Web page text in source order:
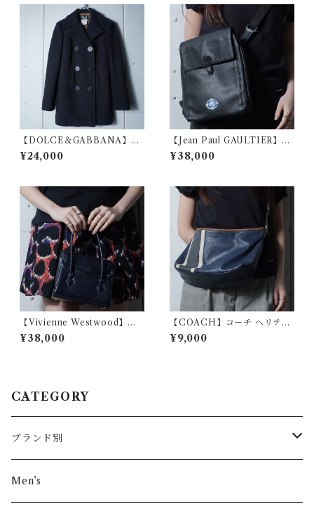
【DOLCE＆GABBANA】ド
ルチェ＆ガッバーナ "ARCHI
VE" ロゴパッチPコート blac
¥24,000
【Jean Paul GAULTIER】ジ
ャンポールゴルチエ ロゴ入ス
カルローズエンブレムレザー
¥38,000
【Vivienne Westwood】ヴ
ィヴィアンウエストウッド オ
ーブロゴスカラップカットフ
¥38,000
【COACH】コーチ ヘリテー
ジストライプレザーショルダ
ーバッグ navy
¥9,000
CATEGORY
ブランド別
その他ブランド
Men’s